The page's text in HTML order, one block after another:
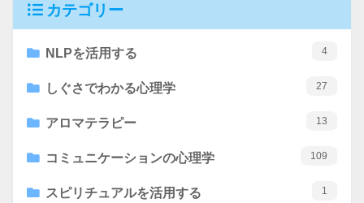
カテゴリー
NLPを活用する 4
しぐさでわかる心理学 27
アロマテラピー 13
コミュニケーションの心理学 109
スピリチュアルを活用する 1